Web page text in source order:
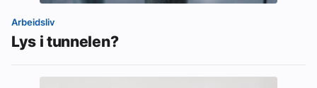
Arbeidsliv
Lys i tunnelen?